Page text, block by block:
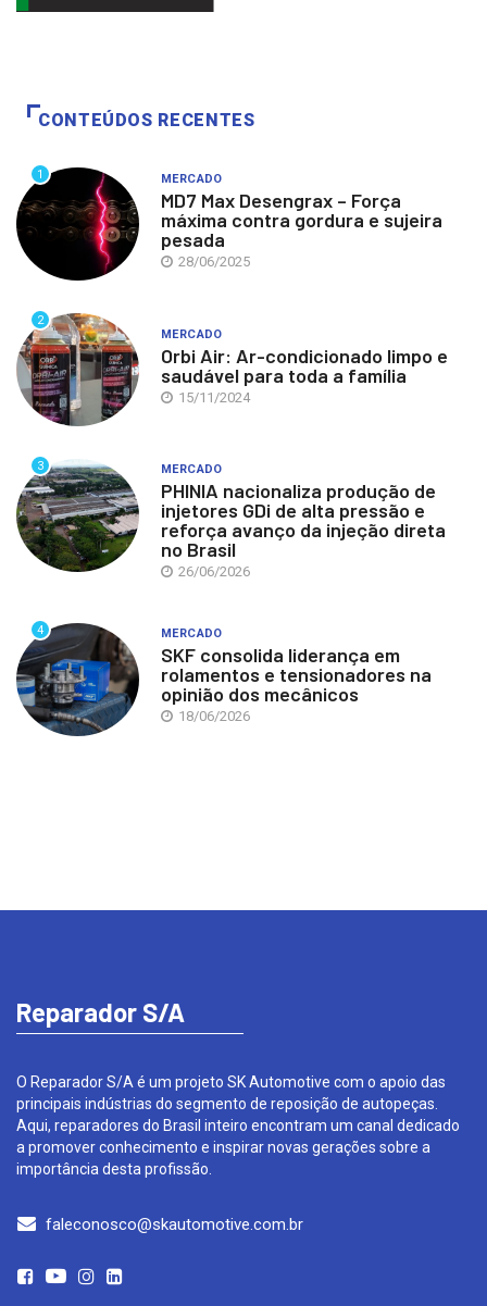
CONTEÚDOS RECENTES
1 MERCADO
MD7 Max Desengrax – Força
máxima contra gordura e sujeira
pesada
28/06/2025
2
MERCADO
Orbi Air: Ar-condicionado limpo e
saudável para toda a família
15/11/2024
3 MERCADO
PHINIA nacionaliza produção de
injetores GDi de alta pressão e
reforça avanço da injeção direta
no Brasil
26/06/2026
4 MERCADO
SKF consolida liderança em
rolamentos e tensionadores na
opinião dos mecânicos
18/06/2026
Reparador S/A
O Reparador S/A é um projeto SK Automotive com o apoio das
principais indústrias do segmento de reposição de autopeças.
Aqui, reparadores do Brasil inteiro encontram um canal dedicado
a promover conhecimento e inspirar novas gerações sobre a
importância desta profissão.
faleconosco@skautomotive.com.br